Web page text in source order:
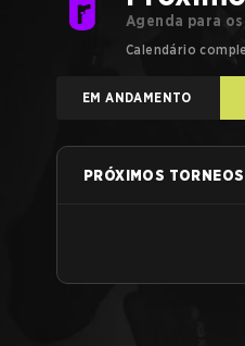
Agenda para
Calendário
EM ANDAMENTO
PRÓXIMOS